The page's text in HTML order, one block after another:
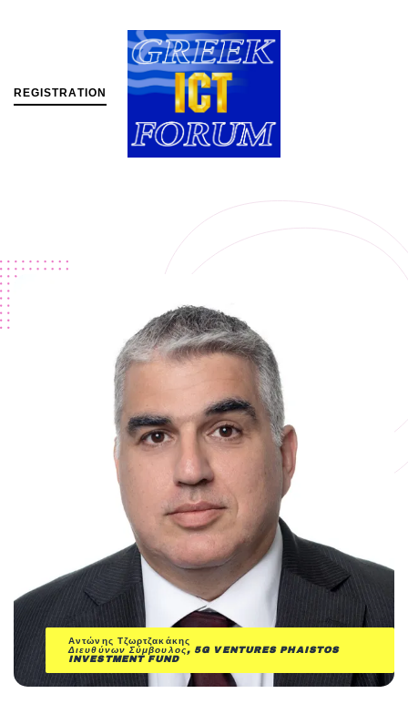
REGISTRATION
Αντώνης Τζωρτζακάκης
Διευθύνων Σύμβουλος, 5G VENTURES PHAISTOS
INVESTMENT FUND